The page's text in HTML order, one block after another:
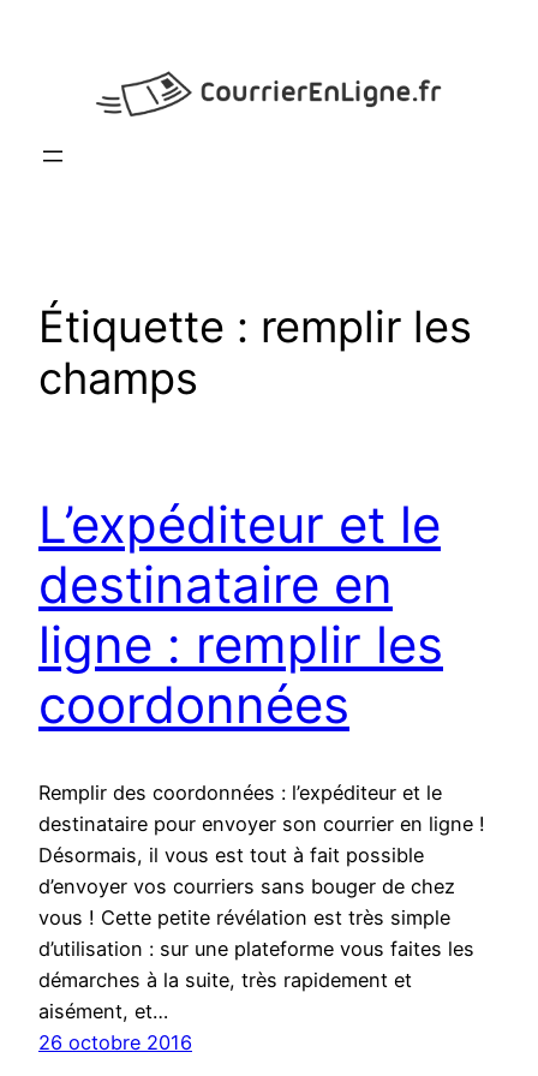
Étiquette : remplir les
champs
L’expéditeur et le
destinataire en
ligne : remplir les
coordonnées
Remplir des coordonnées : l’expéditeur et le
destinataire pour envoyer son courrier en ligne !
Désormais, il vous est tout à fait possible
d’envoyer vos courriers sans bouger de chez
vous ! Cette petite révélation est très simple
d’utilisation : sur une plateforme vous faites les
démarches à la suite, très rapidement et
aisément, et…
26 octobre 2016